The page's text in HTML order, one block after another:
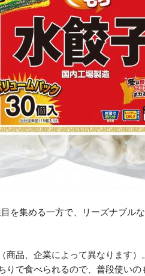
を集める一方で、リーズナブル
商品、企業によって異なります
りで食べられるので、普段使いの